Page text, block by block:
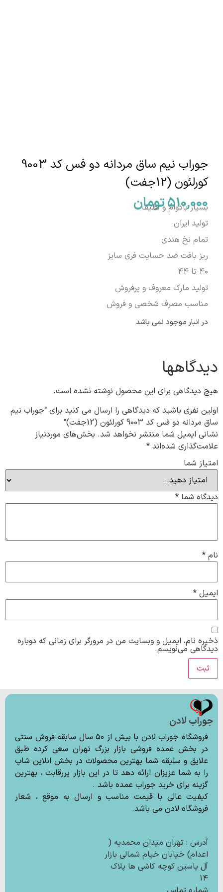
جوراب نیم ساق مردانه دو فس کد 9003
کورلئون (12جفت)
510,000تومان
بسیار بادوام و لطیف
تولید ایران
تمام نخ هندی
ریز بافت ضد حسایت فری سایز
۴۰ تا ۴۴
تولید مارک معروف و پرفروش
مناسب مصرف شخصی و فروش
در انبار موجود نمی باشد
دیدگاهها
هیچ دیدگاهی برای این محصول نوشته نشده است.
اولین نفری باشید که دیدگاهی را ارسال می کنید برای “جوراب نیم
ساق مردانه دو فس کد 9003 کورلئون (12جفت)”
نشانی ایمیل شما منتشر نخواهد شد. بخش‌های موردنیاز
علامت‌گذاری شده‌اند *
امتیاز شما
دیدگاه شما *
نام *
ایمیل *
ذخیره نام، ایمیل و وبسایت من در مرورگر برای زمانی که دوباره
دیدگاهی می‌نویسم.
جوراب لادن
فروشگاه جوراب لادن با بیش از ۵۰ سال سابقه فروش سنتی
در بخش عمده فروشی بازار بزرگ تهران سعی کرده طبق
علایق و سلیقه شما بهترین محصولات در بخش انلاین شاپ
را به شما عزیزان ارائه دهد تا در این بازار پررقابت ، بهترین
گزینه برای خرید جوراب عمده باشد .
کیفیت عالی با قیمت مناسب و ارسال به موقع ، شعار
فروشگاه لادن می باشد.
آدرس : تهران میدان محمدیه (
اعدام) خیابان خیام شمالی بازار
آل یاسین کوچه کاشی ها پلاک
۱۴